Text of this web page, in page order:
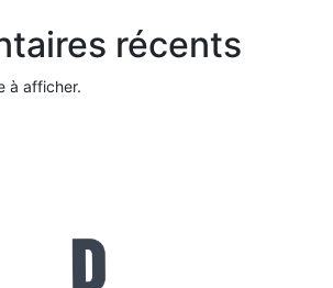
récents
à afficher.